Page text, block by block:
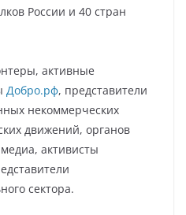
России и 40 стран
активные
Добро.рф, представители
некоммерческих
движений, органов
активисты
сектора.